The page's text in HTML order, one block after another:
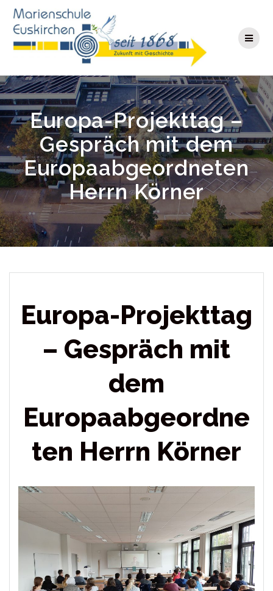
springen
Europa-Projekttag –
Gespräch mit dem
Europaabgeordneten
Herrn Körner
Europa-Projekttag
– Gespräch mit
dem
Europaabgeordne
ten Herrn Körner